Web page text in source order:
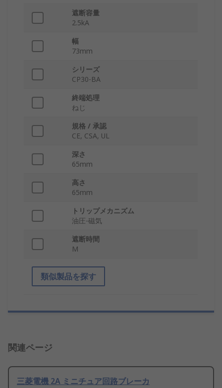
遮断容量
2.5kA
幅
73mm
シリーズ
CP30-BA
終端処理
ねじ
規格 / 承認
CE, CSA, UL
深さ
65mm
高さ
65mm
トリップメカニズム
油圧-磁気
遮断時間
M
類似製品を探す
関連ページ
三菱電機 2A ミニチュア回路ブレーカ